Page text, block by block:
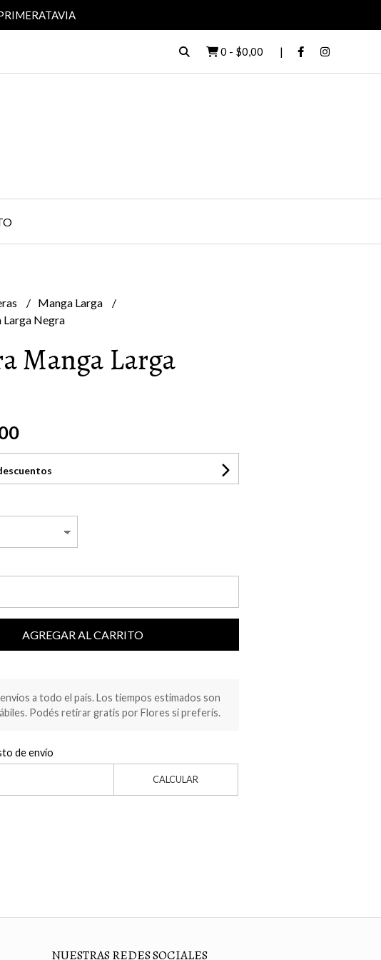
0 - $0,00
Manga Larga
Larga Negra
Manga Larga
AGREGAR AL CARRITO
a todo el país. Los tiempos estimados son
Podés retirar gratis por Flores si preferís.
de envío
CALCULAR
NUESTRAS REDES SOCIALES